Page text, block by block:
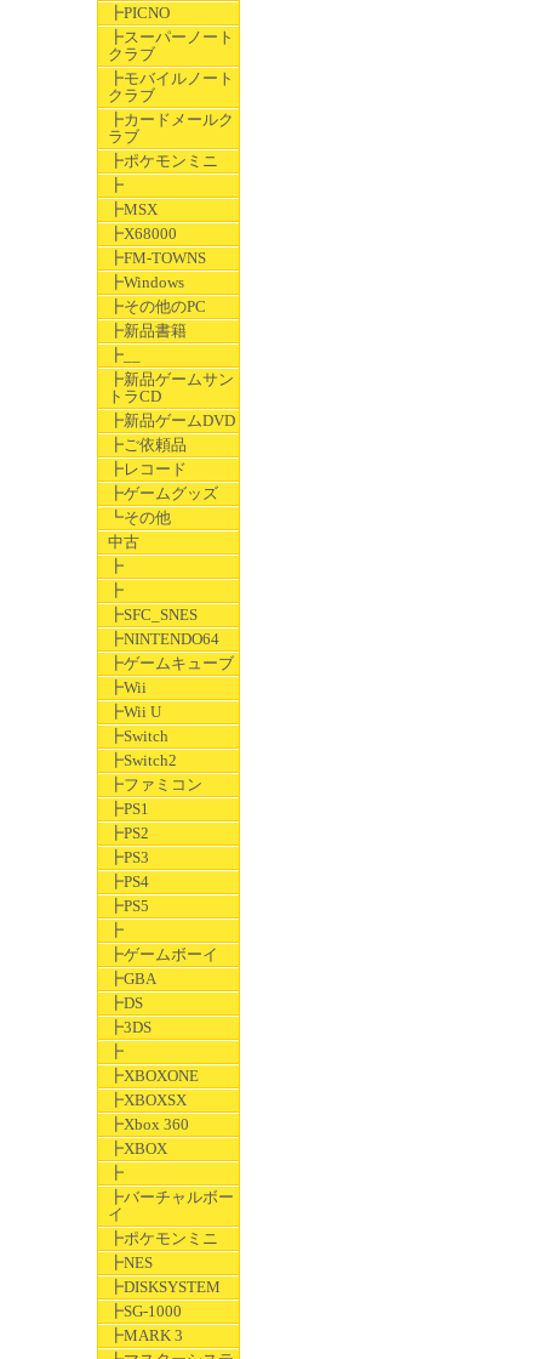
┣PICNO
┣スーパーノート
クラブ
┣モバイルノート
クラブ
┣カードメールク
ラブ
┣ポケモンミニ
┣
┣MSX
┣X68000
┣FM-TOWNS
┣Windows
┣その他のPC
┣新品書籍
┣__
┣新品ゲームサン
トラCD
┣新品ゲームDVD
┣ご依頼品
┣レコード
┣ゲームグッズ
┗その他
中古
┣
┣
┣SFC_SNES
┣NINTENDO64
┣ゲームキューブ
┣Wii
┣Wii U
┣Switch
┣Switch2
┣ファミコン
┣PS1
┣PS2
┣PS3
┣PS4
┣PS5
┣
┣ゲームボーイ
┣GBA
┣DS
┣3DS
┣
┣XBOXONE
┣XBOXSX
┣Xbox 360
┣XBOX
┣
┣バーチャルボー
イ
┣ポケモンミニ
┣NES
┣DISKSYSTEM
┣SG-1000
┣MARK 3